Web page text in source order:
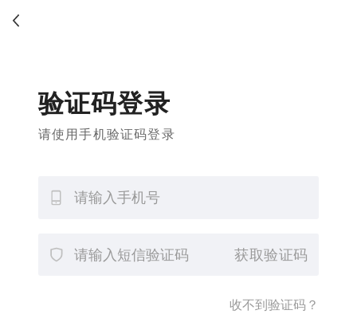
验证码登录
请使用手机验证码登录
获取验证码
收不到验证码？